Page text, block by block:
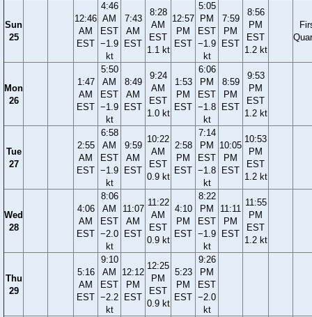
Sun
25
12:46
AM
EST
4:46
AM
EST
−1.9
kt
7:43
AM
EST
8:28
AM
EST
1.1 kt
12:57
PM
EST
5:05
PM
EST
−1.9
kt
7:59
PM
EST
8:56
PM
EST
1.2 kt
Mon
26
1:47
AM
EST
5:50
AM
EST
−1.9
kt
8:49
AM
EST
9:24
AM
EST
1.0 kt
1:53
PM
EST
6:06
PM
EST
−1.8
kt
8:59
PM
EST
9:53
PM
EST
1.2 kt
Tue
27
2:55
AM
EST
6:58
AM
EST
−1.9
kt
9:59
AM
EST
10:22
AM
EST
0.9 kt
2:58
PM
EST
7:14
PM
EST
−1.8
kt
10:05
PM
EST
10:53
PM
EST
1.2 kt
Wed
28
4:06
AM
EST
8:06
AM
EST
−2.0
kt
11:07
AM
EST
11:22
AM
EST
0.9 kt
4:10
PM
EST
8:22
PM
EST
−1.9
kt
11:11
PM
EST
11:55
PM
EST
1.2 kt
Thu
29
5:16
AM
EST
9:10
AM
EST
−2.2
kt
12:12
PM
EST
12:25
PM
EST
0.9 kt
5:23
PM
EST
9:26
PM
EST
−2.0
kt